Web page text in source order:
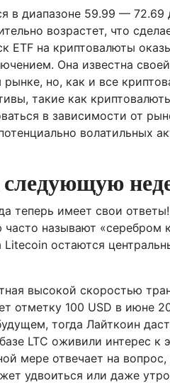
в диапазоне 59.99 —
возрастет, что
ETF на криптовалюты
Она известна
но, как и все
такие как
в зависимости от
волатильных
следующую
теперь имеет свои
называют «серебром
остаются
высокой скоростью
отметку 100 USD в июне
тогда Лайткоин
LTC оживили интерес к
мере отвечает на вопрос,
удвоиться или даже